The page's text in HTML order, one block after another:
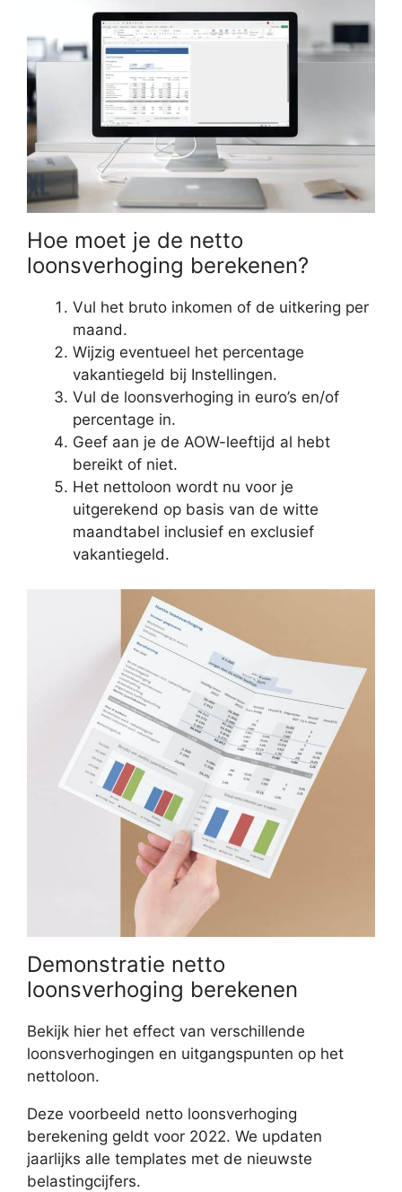
Hoe moet je de netto
loonsverhoging berekenen?
Vul het bruto inkomen of de uitkering per
maand.
Wijzig eventueel het percentage
vakantiegeld bij Instellingen.
Vul de loonsverhoging in euro’s en/of
percentage in.
Geef aan je de AOW-leeftijd al hebt
bereikt of niet.
Het nettoloon wordt nu voor je
uitgerekend op basis van de witte
maandtabel inclusief en exclusief
vakantiegeld.
Demonstratie netto
loonsverhoging berekenen
Bekijk hier het effect van verschillende
loonsverhogingen en uitgangspunten op het
nettoloon.
Deze voorbeeld netto loonsverhoging
berekening geldt voor 2022. We updaten
jaarlijks alle templates met de nieuwste
belastingcijfers.